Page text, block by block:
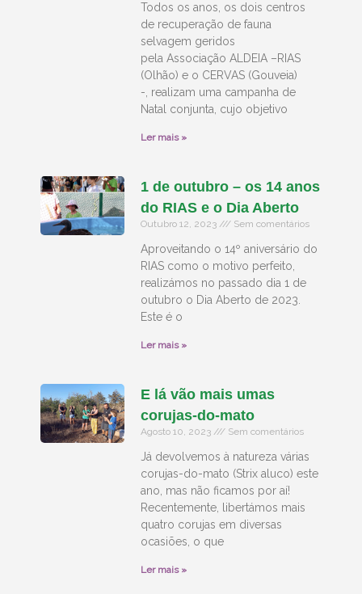
Todos os anos, os dois centros
de recuperação de fauna
selvagem geridos
pela Associação ALDEIA –RIAS
(Olhão) e o CERVAS (Gouveia)
-, realizam uma campanha de
Natal conjunta, cujo objetivo
Ler mais »
1 de outubro – os 14 anos
do RIAS e o Dia Aberto
Outubro 12, 2023 Sem comentários
Aproveitando o 14º aniversário do
RIAS como o motivo perfeito,
realizámos no passado dia 1 de
outubro o Dia Aberto de 2023.
Este é o
Ler mais »
E lá vão mais umas
corujas-do-mato
Agosto 10, 2023 Sem comentários
Já devolvemos à natureza várias
corujas-do-mato (Strix aluco) este
ano, mas não ficamos por aí!
Recentemente, libertámos mais
quatro corujas em diversas
ocasiões, o que
Ler mais »